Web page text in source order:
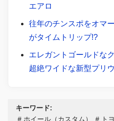
エアロ
往年のチンスポをオマ
がタイムトリップ!?
エレガントゴールドな
超絶ワイドな新型プリ
キーワード:
ホイール（カスタム）
ト